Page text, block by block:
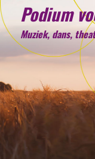
Podium
Muziek, dans,